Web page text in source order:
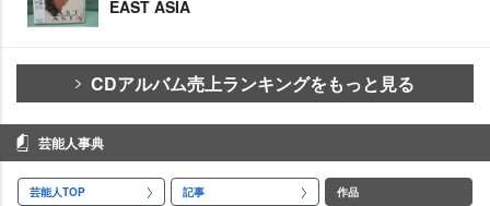
EAST ASIA
CDアルバム売上ランキングをもっと見る
芸能人事典
芸能人TOP 記事 作品